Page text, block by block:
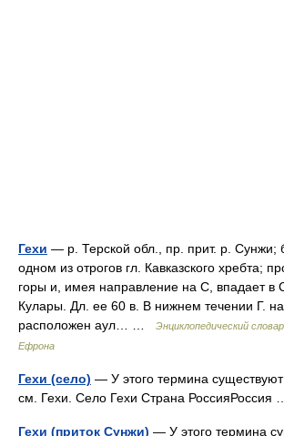
Гехи — р. Терской обл., пр. прит. р. Сунжи;
одном из отрогов гл. Кавказского хребта;
горы и, имея направление на С, впадает в
Кулары. Дл. ее 60 в. В нижнем течении Г.
расположен аул… …
Энциклопедический
Ефрона
Гехи (село) — У этого термина существуют
см. Гехи. Село Гехи Страна РоссияРоссия
Гехи (приток Сунжи) — У этого термина